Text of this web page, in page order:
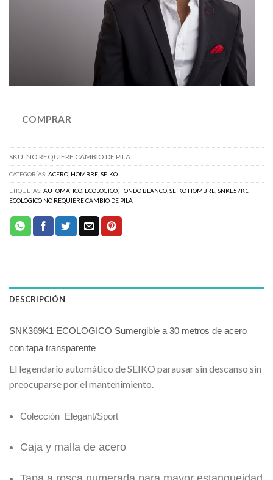
COMPRAR
SKU: NO REQUIERE CAMBIO DE PILA
CATEGORÍAS: ACERO HOMBRE SEIKO
ETIQUETAS: AUTOMATICO ECOLOGICO FONDO BLANCO SEIKO HOMBRE SNKE57K1
ECOLOGICO NO REQUIERE CAMBIO DE PILA
DESCRIPCIÓN
SNK369K1 ECOLOGICO Sumergible a 30 metros de acero
con tapa transparente
El legendario automático de SEIKO parausar sin descanso sin
preocuparse por el mantenimiento.
Colección Elegant/Sport
Caja y malla de acero